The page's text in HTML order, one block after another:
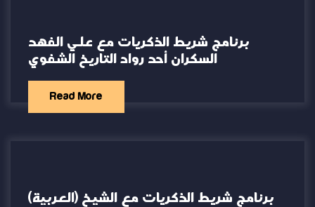
برنامج شريط الذكريات مع علي الفهد
السكران أحد رواد التاريخ الشفوي
Read More
(العربية) برنامج شريط الذكريات مع الشيخ